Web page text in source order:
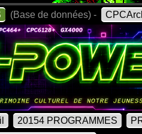
(Base de données) -
20154 PROGRAMMES